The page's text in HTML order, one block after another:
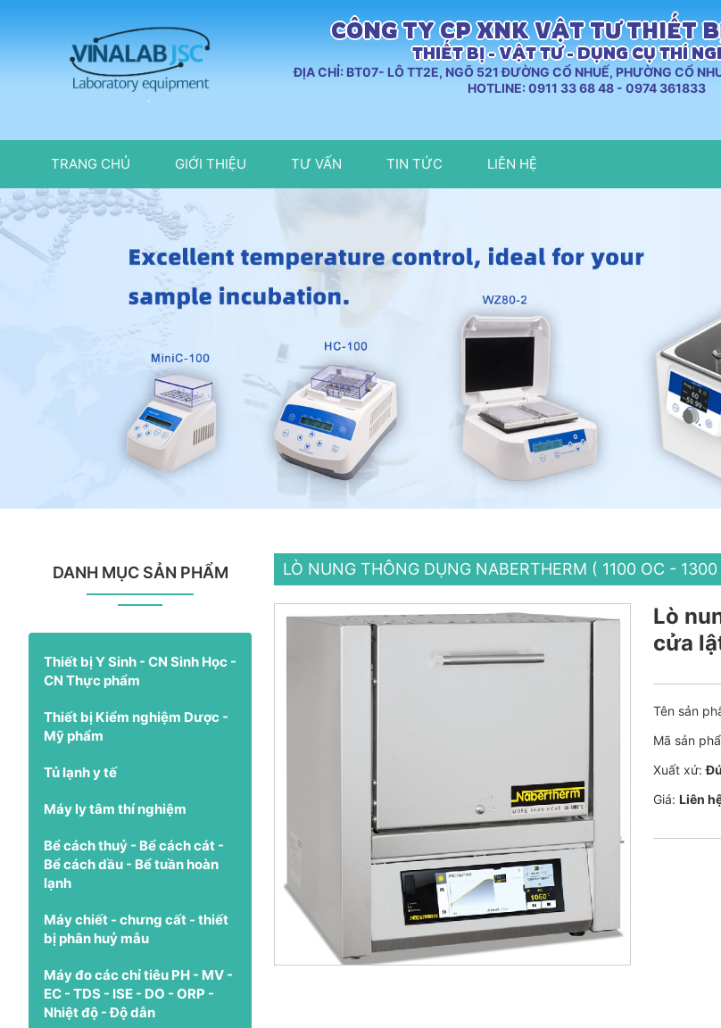
CÔNG TY CP XNK VẬT TƯ THIẾT
THIẾT BỊ - VẬT TƯ - DỤNG CỤ THÍ
ĐỊA CHỈ: BT07- LÔ TT2E, NGÕ 521 ĐƯỜNG CỔ NHUẾ, PHƯỜNG CỔ
HOTLINE: 0911 33 68 48 - 0974 361833
TRANG CHỦ GIỚI THIỆU TƯ VẤN TIN TỨC LIÊN HỆ
DANH MỤC SẢN PHẨM
Thiết bị Y Sinh - CN Sinh Học -
CN Thực phẩm
Thiết bị Kiểm nghiệm Dược -
Mỹ phẩm
Tủ lạnh y tế
Máy ly tâm thí nghiệm
Bể cách thuỷ - Bể cách cát -
Bể cách dầu - Bể tuần hoàn
lạnh
Máy chiết - chưng cất - thiết
bị phân huỷ mẫu
Máy đo các chỉ tiêu PH - MV -
EC - TDS - ISE - DO - ORP -
Nhiệt độ - Độ dẫn
LÒ NUNG THÔNG DỤNG NABERTHERM ( 1100 OC - 1300
Lò
cửa
Tên sản
Mã sản
Xuất xứ:
Giá: Liên